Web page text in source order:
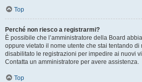
Top
Perché non riesco a registrarmi?
È possibile che l’amministratore della Board
oppure vietato il nome utente che stai tentando
disabilitato le registrazioni per impedire ai nuovi
Contatta un amministratore per avere assistenza.
Top